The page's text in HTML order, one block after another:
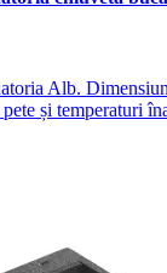
Alb.
și temperaturi